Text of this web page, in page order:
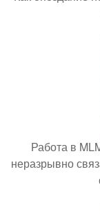
Работа в
неразрывно